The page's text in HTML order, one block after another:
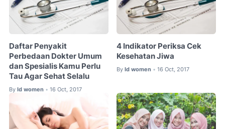
Daftar Penyakit
Perbedaan Dokter Umum
dan Spesialis Kamu Perlu
Tau Agar Sehat Selalu
By Id women • 16 Oct, 2017
4 Indikator Periksa Cek
Kesehatan Jiwa
By Id women • 16 Oct, 2017